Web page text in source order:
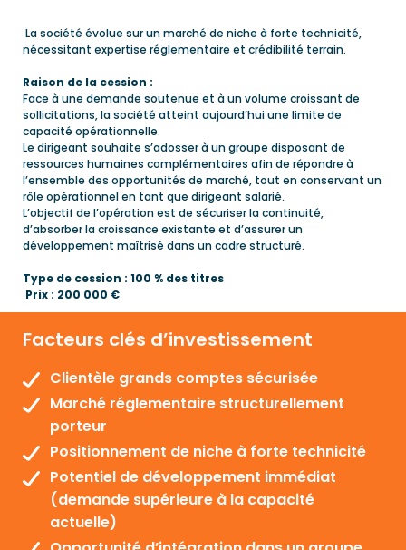
La société évolue sur un marché de niche à forte technicité,
nécessitant expertise réglementaire et crédibilité terrain.
Raison de la cession :
Face à une demande soutenue et à un volume croissant de
sollicitations, la société atteint aujourd’hui une limite de
capacité opérationnelle.
Le dirigeant souhaite s’adosser à un groupe disposant de
ressources humaines complémentaires afin de répondre à
l’ensemble des opportunités de marché, tout en conservant un
rôle opérationnel en tant que dirigeant salarié.
L’objectif de l’opération est de sécuriser la continuité,
d’absorber la croissance existante et d’assurer un
développement maîtrisé dans un cadre structuré.
Type de cession : 100 % des titres
Prix : 200 000 €
Facteurs clés d’investissement
Clientèle grands comptes sécurisée
Marché réglementaire structurellement
porteur
Positionnement de niche à forte technicité
Potentiel de développement immédiat
(demande supérieure à la capacité
actuelle)